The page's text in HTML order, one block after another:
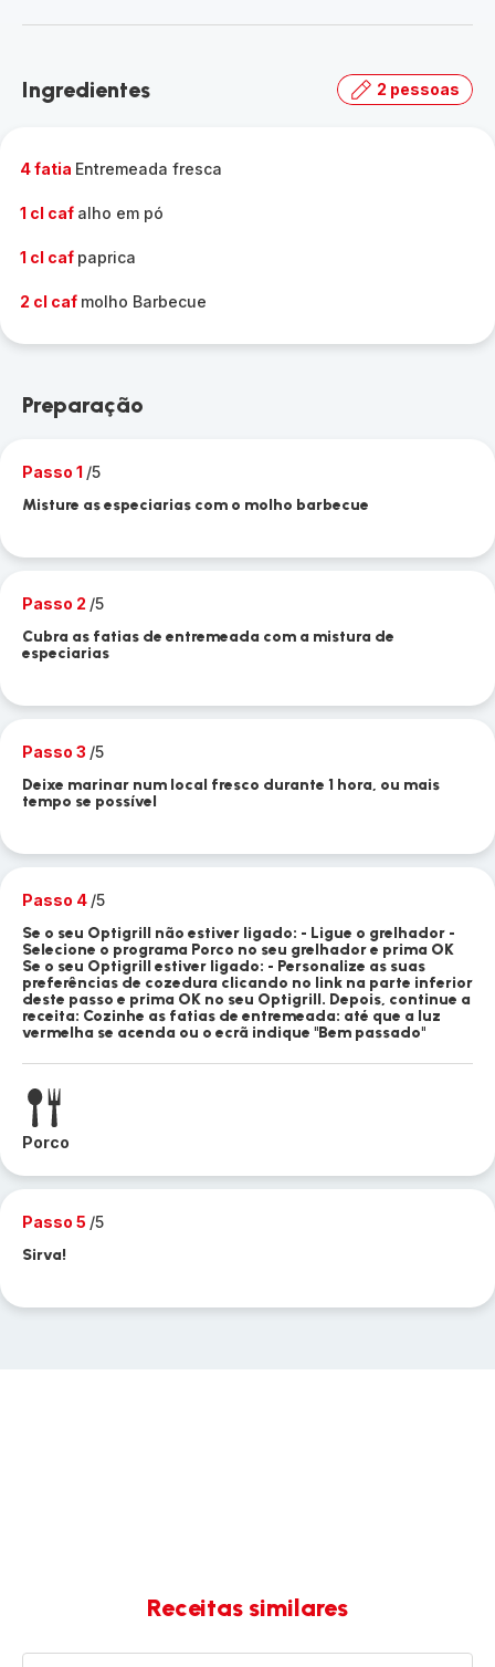
Ingredientes 2 pessoas
4 fatia Entremeada fresca
1 cl caf alho em pó
1 cl caf paprica
2 cl caf molho Barbecue
Preparação
Passo 1 /5
Misture as especiarias com o molho barbecue
Passo 2 /5
Cubra as fatias de entremeada com a mistura de
especiarias
Passo 3 /5
Deixe marinar num local fresco durante 1 hora, ou mais
tempo se possível
Passo 4 /5
Se o seu Optigrill não estiver ligado: - Ligue o grelhador -
Selecione o programa Porco no seu grelhador e prima OK
Se o seu Optigrill estiver ligado: - Personalize as suas
preferências de cozedura clicando no link na parte inferior
deste passo e prima OK no seu Optigrill. Depois, continue a
receita: Cozinhe as fatias de entremeada: até que a luz
vermelha se acenda ou o ecrã indique "Bem passado"
Porco
Passo 5 /5
Sirva!
Receitas similares